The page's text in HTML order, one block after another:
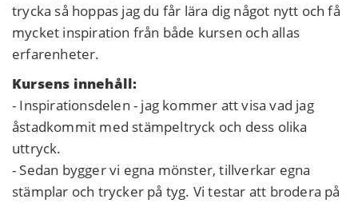
trycka så hoppas jag du får lära dig något nytt och få
mycket inspiration från både kursen och allas
erfarenheter.
Kursens innehåll:
- Inspirationsdelen - jag kommer att visa vad jag
åstadkommit med stämpeltryck och dess olika
uttryck.
- Sedan bygger vi egna mönster, tillverkar egna
stämplar och trycker på tyg. Vi testar att brodera på